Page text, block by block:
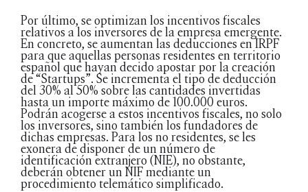
Por último, se optimizan los incentivos fiscales
relativos a los inversores de la empresa emergente.
En concreto, se aumentan las deducciones en IRPF
para que aquellas personas residentes en territorio
español que hayan decido apostar por la creación
de “Startups”. Se incrementa el tipo de deducción
del 30% al 50% sobre las cantidades invertidas
hasta un importe máximo de 100.000 euros.
Podrán acogerse a estos incentivos fiscales, no solo
los inversores, sino también los fundadores de
dichas empresas. Para los no residentes, se les
exonera de disponer de un número de
identificación extranjero (NIE), no obstante,
deberán obtener un NIF mediante un
procedimiento telemático simplificado.